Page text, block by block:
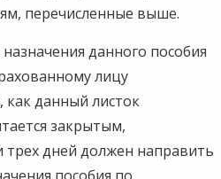
перечисленные выше.
данного пособия
лицу
как данный листок
закрытым,
трех дней должен направить
пособия по